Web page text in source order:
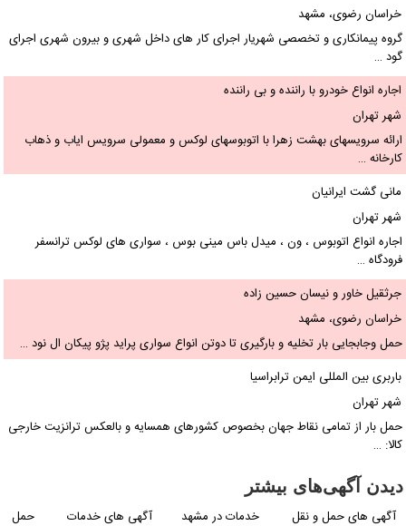
خراسان رضوی، مشهد
گروه پیمانکاری و تخصصی شهریار اجرای کار های داخل شهری و بیرون شهری اجرای
گود …
اجاره انواع خودرو با راننده و بی راننده
شهر تهران
ارائه سرویسهای بهشت زهرا با اتوبوسهای لوکس و معمولی سرویس ایاب و ذهاب
کارخانه …
مانی گشت ایرانیان
شهر تهران
اجاره انواع اتوبوس ، ون ، میدل باس مینی بوس ، سواری های لوکس ترانسفر
فرودگاه …
جرثقیل خاور و نیسان حسین زاده
خراسان رضوی، مشهد
حمل وجابجایی بار تخلیه و بارگیری تا دوتن انواع سواری پراید پژو پیکان ال نود …
باربری بین المللی ایمن ترابراسیا
شهر تهران
حمل بار از تمامی نقاط جهان بخصوص کشورهای همسایه و بالعکس ترانزیت خارجی
کالا: …
دیدن آگهی‌های بیشتر
آگهی های حمل و نقل
خدمات در مشهد آگهی های خدمات حمل